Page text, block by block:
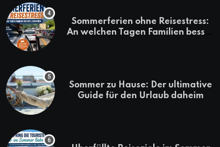
Sommerferien ohne Reisestress:
An welchen Tagen Familien besser
Sommer zu Hause: Der ultimative
Guide für den Urlaub daheim